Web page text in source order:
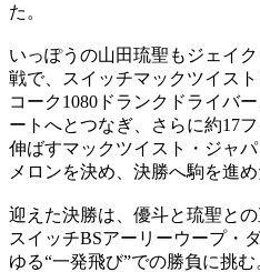
た。
いっぽうの山田琉聖もジェイ
戦で、スイッチマックツイス
コーク1080ドランクドライバ
ートへとつなぎ、さらに約17
伸ばすマックツイスト・ジャ
メロンを決め、決勝へ駒を進め
迎えた決勝は、優斗と琉聖と
スイッチBSアーリーウープ・
ゆる“一発飛び”での勝負に挑